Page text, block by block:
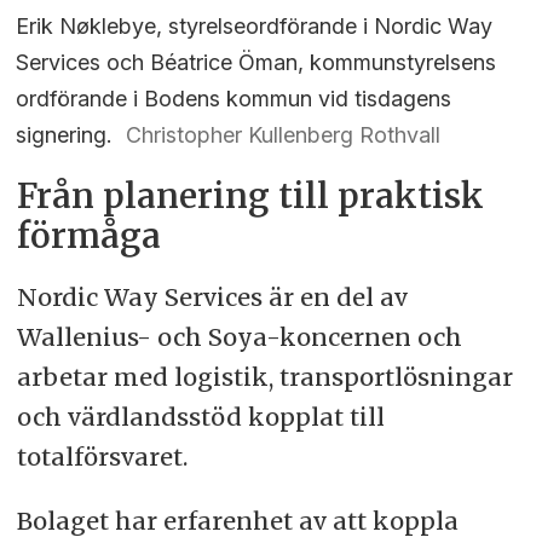
Erik Nøklebye, styrelseordförande i Nordic Way
Services och Béatrice Öman, kommunstyrelsens
ordförande i Bodens kommun vid tisdagens
signering.
Christopher Kullenberg Rothvall
Från planering till praktisk
förmåga
Nordic Way Services är en del av
Wallenius- och Soya-koncernen och
arbetar med logistik, transportlösningar
och värdlandsstöd kopplat till
totalförsvaret.
Bolaget har erfarenhet av att koppla